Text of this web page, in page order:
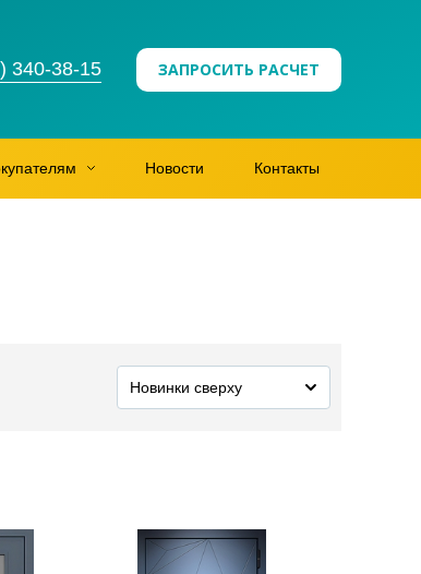
340-38-15 ЗАПРОСИТЬ РАСЧЕТ
Новости Контакты